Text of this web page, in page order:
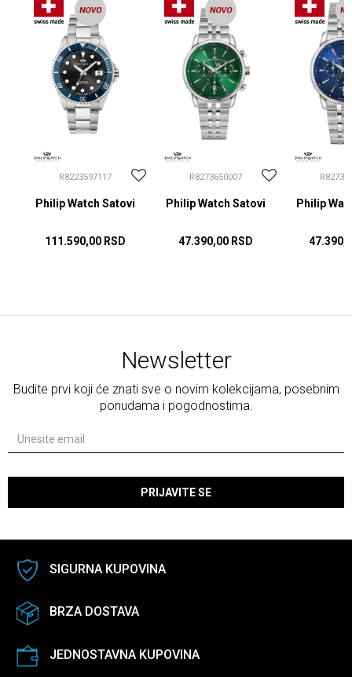
R8223597117
Philip Watch Satovi
111.590,00 RSD
R8273650007
Philip Watch Satovi
47.390,00 RSD
Philip
Newsletter
Budite prvi koji će znati sve o novim kolekcijama, posebnim
ponudama i pogodnostima.
PRIJAVITE SE
SIGURNA KUPOVINA
BRZA DOSTAVA
JEDNOSTAVNA KUPOVINA